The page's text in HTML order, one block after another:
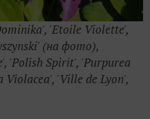
'Etoile Violette',
(на фото),
'Polish Spirit', 'Purpurea
Violacea', 'Ville de Lyon',